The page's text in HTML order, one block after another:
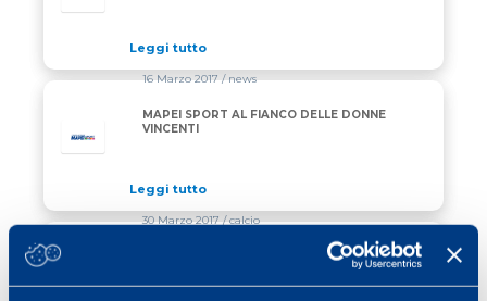
Leggi tutto
16 Marzo 2017/ news
MAPEI SPORT AL FIANCO DELLE DONNE
VINCENTI
Leggi tutto
LA VIAREGGIO CUP E’ DEL SASSUOLO
30 Marzo 2017/ calcio
LA VIAREGGIO CUP E’ DEL SASSUOLO